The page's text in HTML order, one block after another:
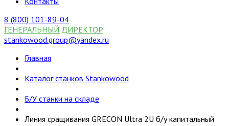
8 (800) 101-89-04
ГЕНЕРАЛЬНЫЙ ДИРЕКТОР
stankowood.group@yandex.ru
Главная
Каталог станков Stankowood
Б/У станки на складе
Линия сращивания GRECON Ultra 2U б/у капитальный